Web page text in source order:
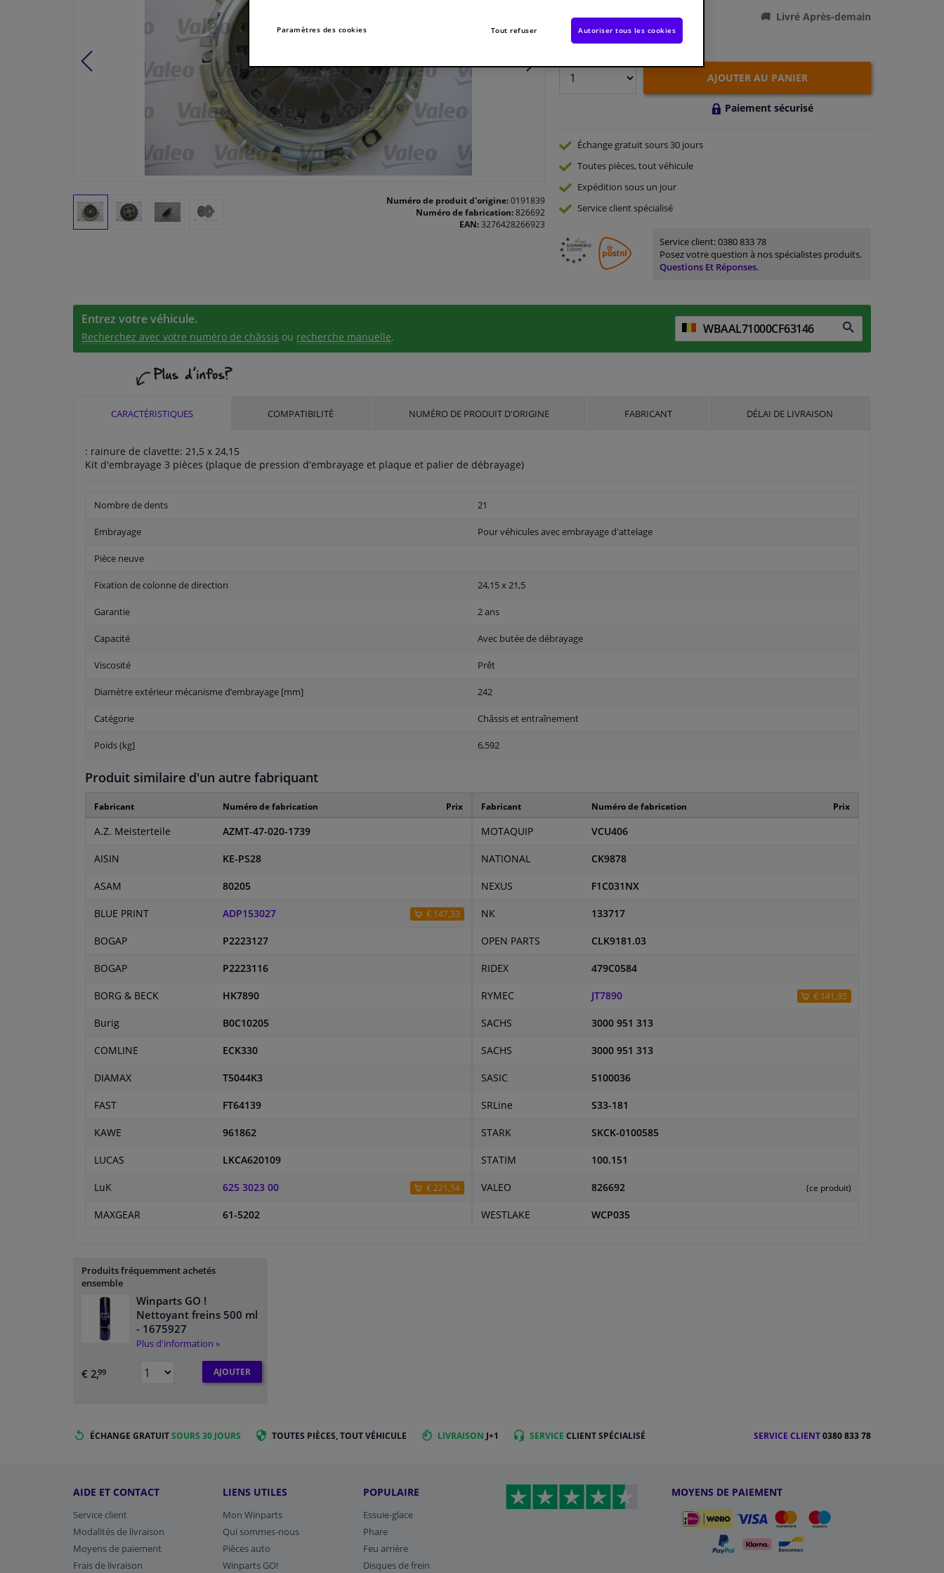
Numéro de produit d'origine:0191839
Numéro de fabrication:826692
EAN:3276428266923
Disponible immédiatement
Livré Après-demain
AJOUTER AU PANIER
Paiement sécurisé
Échange gratuitsours 30 jours
Toutes pièces, tout véhicule
Expédition sous un jour
Serviceclient spécialisé
Service client:0380 833 78
Posez votre question à nos spécialistes produits.
Questions Et Réponses.
Entrez votre véhicule.
Recherchez avec votre numéro de châssis ou recherche manuelle.
CARACTÉRISTIQUES COMPATIBILITÉ NUMÉRO DE PRODUIT D'ORIGINE FABRICANT DÉLAI DE LIVRAISON
: rainure de clavette: 21,5 x 24,15
Kit d'embrayage 3 pièces (plaque de pression d'embrayage et plaque et palier de débrayage)
Nombre de dents 21
Embrayage Pour véhicules avec embrayage d'attelage
Pièce neuve
Fixation de colonne de direction 24,15 x 21,5
Garantie 2 ans
Capacité Avec butée de débrayage
Viscosité Prêt
Diamètre extérieur mécanisme d’embrayage [mm] 242
Catégorie Châssis et entraînement
Poids (kg] 6,592
Produit similaire d'un autre fabriquant
Fabricant Numéro de fabrication Prix
A.Z. Meisterteile AZMT-47-020-1739
AISIN KE-PS28
ASAM 80205
BLUE PRINT ADP153027 € 147,33
BOGAP P2223127
BOGAP P2223116
BORG & BECK HK7890
Burig B0C10205
COMLINE ECK330
DIAMAX T5044K3
FAST FT64139
KAWE 961862
LUCAS LKCA620109
LuK 625 3023 00 € 221,54
MAXGEAR 61-5202
Fabricant Numéro de fabrication Prix
MOTAQUIP VCU406
NATIONAL CK9878
NEXUS F1C031NX
NK 133717
OPEN PARTS CLK9181.03
RIDEX 479C0584
RYMEC JT7890 € 141,95
SACHS 3000 951 313
SACHS 3000 951 313
SASIC 5100036
SRLine S33-181
STARK SKCK-0100585
STATIM 100.151
VALEO 826692 (ce produit)
WESTLAKE WCP035
Produits fréquemment achetés
ensemble
Winparts GO !
Nettoyant freins 500 ml
- 1675927
Plus d'information »
€ 2,99 AJOUTER
ÉCHANGE GRATUITSOURS 30 JOURS TOUTES PIÈCES, TOUT VÉHICULE LIVRAISON J+1 SERVICE CLIENT SPÉCIALISÉ SERVICE CLIENT0380 833 78
AIDE ET CONTACT
Service client
Modalités de livraison
Moyens de paiement
Frais de livraison
LIENS UTILES
Mon Winparts
Qui sommes-nous
Pièces auto
Winparts GO!
POPULAIRE
Essuie-glace
Phare
Feu arrière
Disques de frein
MOYENS DE PAIEMENT
Paramètres des cookies Tout refuser Autoriser tous les cookies